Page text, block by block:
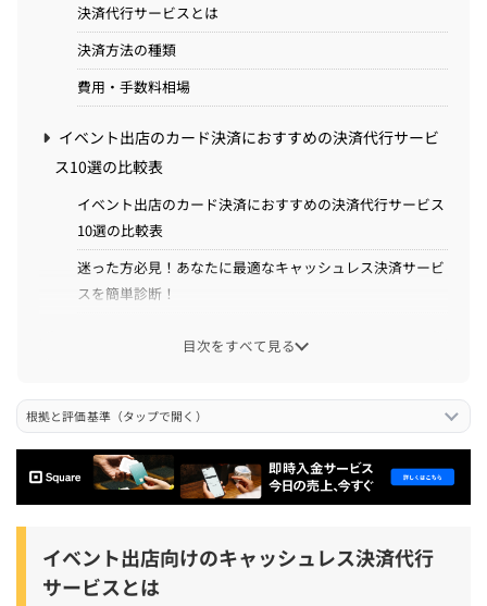
決済代行サービスとは
決済方法の種類
費用・手数料相場
イベント出店のカード決済におすすめの決済代行サービ
ス10選の比較表
イベント出店のカード決済におすすめの決済代行サービス
10選の比較表
迷った方必見！あなたに最適なキャッシュレス決済サービ
スを簡単診断！
イベント出店のカード決済におすすめの決済代行サービ
Squareリーダー
Airペイ
PAYGATE
Squareターミナル
STORES決済
目次をすべて見る
根拠と評価基準（タップで開く）
イベント出店向けのキャッシュレス決済代行
サービスとは